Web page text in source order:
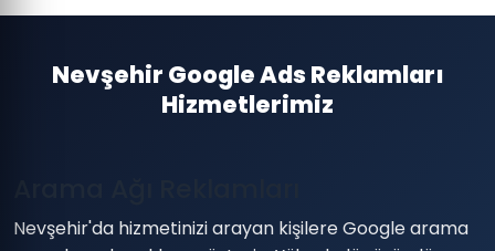
Nevşehir Google Ads Reklamları
Hizmetlerimiz
Nevşehir'da hizmetinizi arayan kişilere Google arama